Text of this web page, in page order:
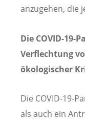
anzugehen, die
Die COVID-19-
Verflechtung
ökologischer
Die COVID-19-
als auch ein